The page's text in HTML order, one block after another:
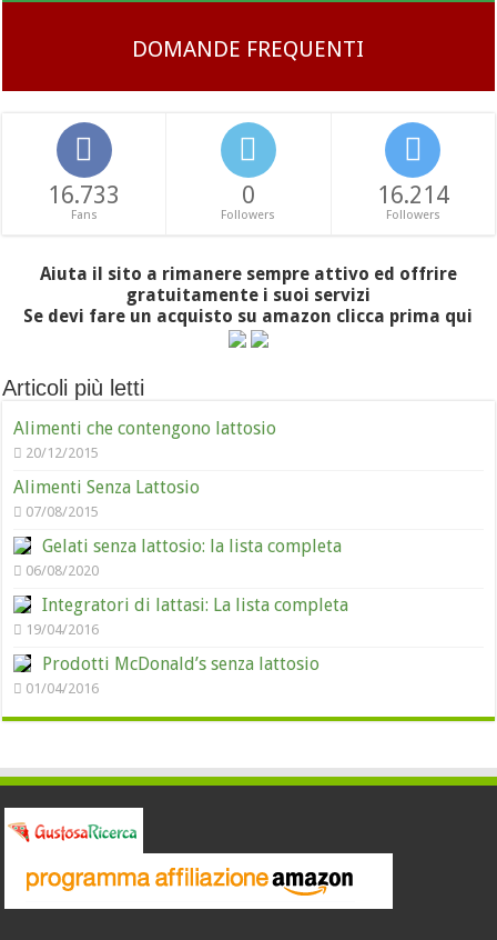
DOMANDE FREQUENTI
16.733
Fans
0
Followers
16.214
Followers
Aiuta il sito a rimanere sempre attivo ed offrire
gratuitamente i suoi servizi
Se devi fare un acquisto su amazon clicca prima qui
Articoli più letti
Alimenti che contengono lattosio
20/12/2015
Alimenti Senza Lattosio
07/08/2015
Gelati senza lattosio: la lista completa
06/08/2020
Integratori di lattasi: La lista completa
19/04/2016
Prodotti McDonald’s senza lattosio
01/04/2016